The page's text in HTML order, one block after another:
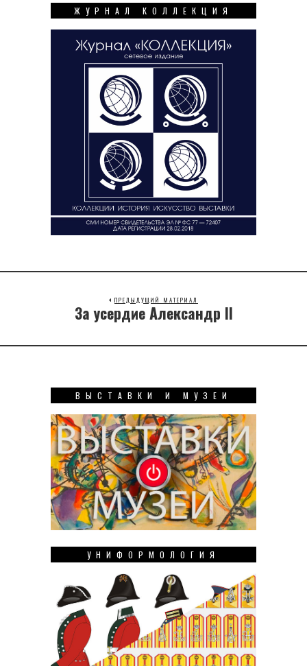
ЖУРНАЛ КОЛЛЕКЦИЯ
ПРЕДЫДУЩИЙ МАТЕРИАЛ
Previous
post:
За усердие Александр II
ВЫСТАВКИ И МУЗЕИ
УНИФОРМОЛОГИЯ